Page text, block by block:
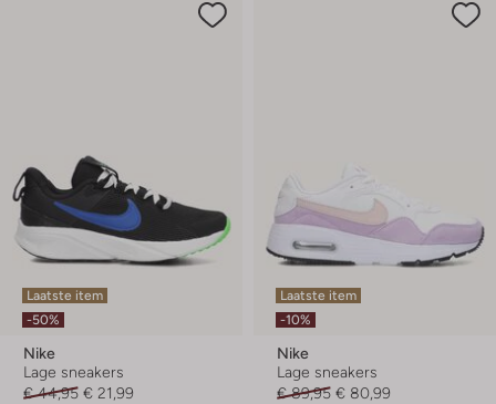
Laatste item
-50%
Nike
Lage sneakers
€ 44,95 € 21,99
Laatste item
-10%
Nike
Lage sneakers
€ 89,95 € 80,99